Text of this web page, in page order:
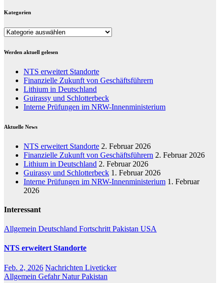
Kategorien
Kategorien
Werden aktuell gelesen
NTS erweitert Standorte
Finanzielle Zukunft von Geschäftsführern
Lithium in Deutschland
Guirassy und Schlotterbeck
Interne Prüfungen im NRW-Innenministerium
Aktuelle News
NTS erweitert Standorte 2. Februar 2026
Finanzielle Zukunft von Geschäftsführern 2. Februar 2026
Lithium in Deutschland 2. Februar 2026
Guirassy und Schlotterbeck 1. Februar 2026
Interne Prüfungen im NRW-Innenministerium 1. Februar
2026
Interessant
Allgemein Deutschland Fortschritt Pakistan USA
NTS erweitert Standorte
Feb. 2, 2026 Nachrichten Liveticker
Allgemein GefahrNaturPakistan